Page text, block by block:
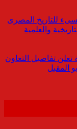
للتاريخ المصرى
والعلمية
تعلن تفاصيل التعاون
المقبل